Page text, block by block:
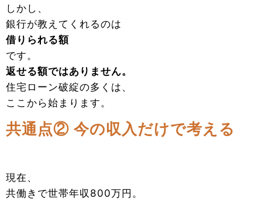
しかし、
銀行が教えてくれるのは
借りられる額
です。
返せる額ではありません。
住宅ローン破綻の多くは、
ここから始まります。
共通点② 今の収入だけで考える
現在、
共働きで世帯年収800万円。